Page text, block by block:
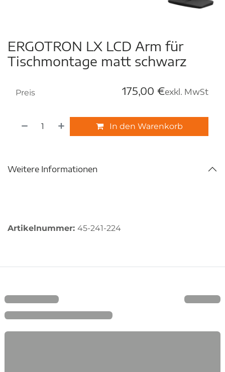
ERGOTRON LX LCD Arm für
Tischmontage matt schwarz
In den Warenkorb
Preis 175,00 €exkl. MwSt
Weitere Informationen
Artikelnummer: 45-241-224